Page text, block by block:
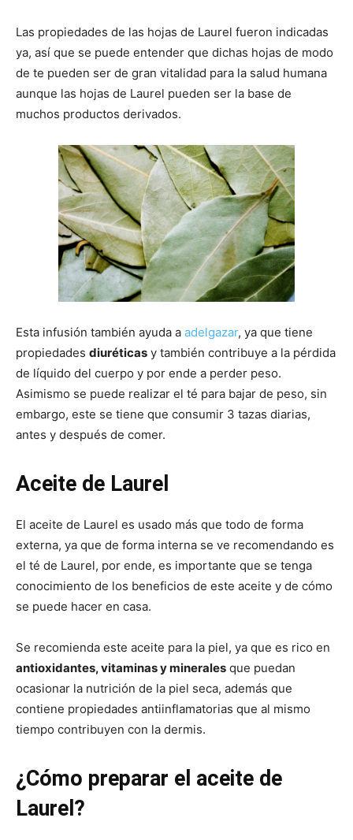
Las propiedades de las hojas de Laurel fueron indicadas
ya, así que se puede entender que dichas hojas de modo
de te pueden ser de gran vitalidad para la salud humana
aunque las hojas de Laurel pueden ser la base de
muchos productos derivados.
Esta infusión también ayuda a adelgazar, ya que tiene
propiedades diuréticas y también contribuye a la pérdida
de líquido del cuerpo y por ende a perder peso.
Asimismo se puede realizar el té para bajar de peso, sin
embargo, este se tiene que consumir 3 tazas diarias,
antes y después de comer.
Aceite de Laurel
El aceite de Laurel es usado más que todo de forma
externa, ya que de forma interna se ve recomendando es
el té de Laurel, por ende, es importante que se tenga
conocimiento de los beneficios de este aceite y de cómo
se puede hacer en casa.
Se recomienda este aceite para la piel, ya que es rico en
antioxidantes, vitaminas y minerales que puedan
ocasionar la nutrición de la piel seca, además que
contiene propiedades antiinflamatorias que al mismo
tiempo contribuyen con la dermis.
¿Cómo preparar el aceite de
Laurel?